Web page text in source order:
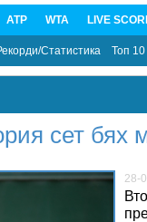
ATP WTA LIVE
Статистика Топ 10
сет бях
28-